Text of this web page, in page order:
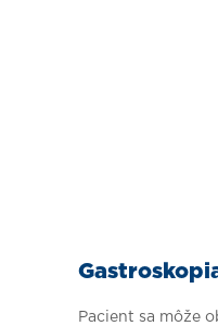
Pacient sa môže